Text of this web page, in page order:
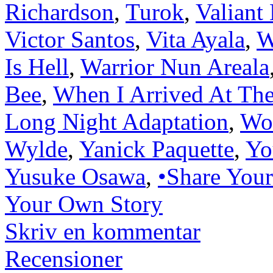
Richardson, Turok, Valiant
Victor Santos, Vita Ayala,
Is Hell, Warrior Nun Areala
Bee, When I Arrived At
Long Night Adaptation,
Wylde, Yanick Paquette,
Yusuke Osawa, •Share
Your Own Story
Skriv en kommentar
Recensioner